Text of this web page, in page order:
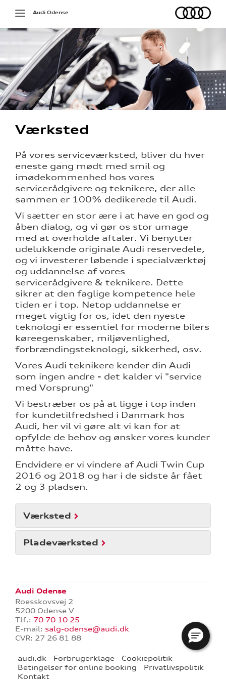
services
5 år?
til
Toggle
navigation
Audi
Audi Odense
Værksted
På vores serviceværksted, bliver du hver
eneste gang mødt med smil og
imødekommenhed hos vores
servicerådgivere og teknikere, der alle
sammen er 100% dedikerede til Audi.
Vi sætter en stor ære i at have en god og
åben dialog, og vi gør os stor umage
med at overholde aftaler. Vi benytter
udelukkende originale Audi reservedele,
og vi investerer løbende i specialværktøj
og uddannelse af vores
servicerådgivere & teknikere. Dette
sikrer at den faglige kompetence hele
tiden er i top. Netop uddannelse er
meget vigtig for os, idet den nyeste
teknologi er essentiel for moderne bilers
køreegenskaber, miljøvenlighed,
forbrændingsteknologi, sikkerhed, osv.
Vores Audi teknikere kender din Audi
som ingen andre - det kalder vi "service
med Vorsprung"
Vi bestræber os på at ligge i top inden
for kundetilfredshed i Danmark hos
Audi, her vil vi gøre alt vi kan for at
opfylde de behov og ønsker vores kunder
måtte have.
Endvidere er vi vindere af Audi Twin Cup
2016 og 2018 og har i de sidste år fået
2 og 3 pladsen.
Værksted
Pladeværksted
Audi Odense
Roesskovsvej 2
5200 Odense V
Tlf.: 70 70 10 25
E-mail: salg-odense@audi.dk
CVR: 27 26 81 88
audi.dk Forbrugerklage
Cookiepolitik
Betingelser for online booking
Privatlivspolitik
Kontakt